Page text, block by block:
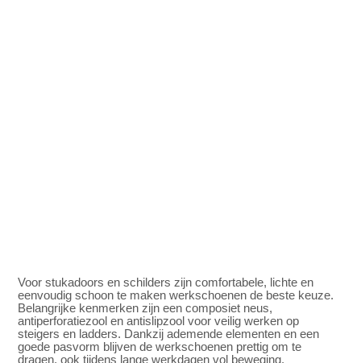
Voor stukadoors en schilders zijn comfortabele, lichte en
eenvoudig schoon te maken werkschoenen de beste keuze.
Belangrijke kenmerken zijn een composiet neus,
antiperforatiezool en antislipzool voor veilig werken op
steigers en ladders. Dankzij ademende elementen en een
goede pasvorm blijven de werkschoenen prettig om te
dragen, ook tijdens lange werkdagen vol beweging.